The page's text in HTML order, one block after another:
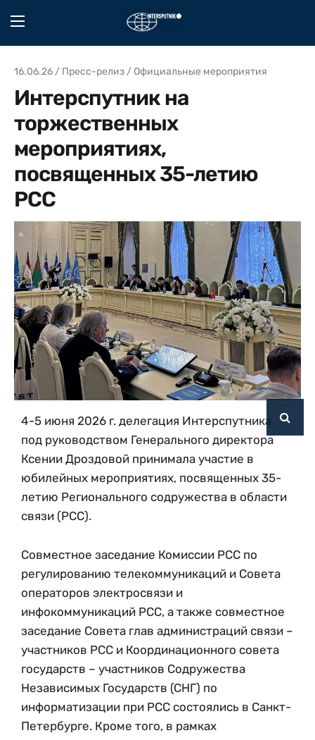
16.06.26 / Пресс-релиз / Официальные мероприятия
Интерспутник на
торжественных
мероприятиях,
посвященных 35-летию
РСС
4-5 июня 2026 г. делегация Интерспутника
под руководством Генерального директора
Ксении Дроздовой принимала участие в
юбилейных мероприятиях, посвященных 35-
летию Регионального содружества в области
связи (РСС).
Совместное заседание Комиссии РСС по
регулированию телекоммуникаций и Совета
операторов электросвязи и
инфокоммуникаций РСС, а также совместное
заседание Совета глав администраций связи –
участников РСС и Координационного совета
государств – участников Содружества
Независимых Государств (СНГ) по
информатизации при РСС состоялись в Санкт-
Петербурге. Кроме того, в рамках